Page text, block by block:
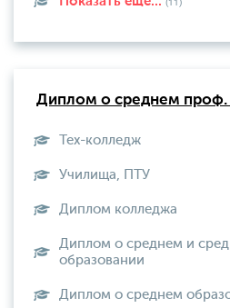
(11)
Диплом о среднем проф.
Тех-колледж
Училища, ПТУ
Диплом колледжа
Диплом о среднем и
образовании
Диплом о среднем